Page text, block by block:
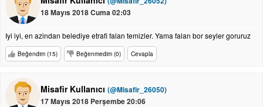
18 Mayıs 2018 Cuma 02:03
Iyi iyi, en azindan belediye etrafi falan temizler. Yama falan bor seyler goruruz
Beğendim (15) Beğenmedim (0) Cevapla
Misafir Kullanıcı (@Misafir_26050)
17 Mayıs 2018 Perşembe 20:06